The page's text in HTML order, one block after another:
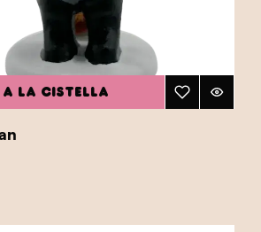
són perfectes per afegir un toc
a casa teva o espai de
són ideals per a col·leccionistes
peces úniques que combinin
En incloure tant herois
col·lecció ofereix una àmplia
que capturen l'esperit
la nostra categoria
A LA CISTELLA